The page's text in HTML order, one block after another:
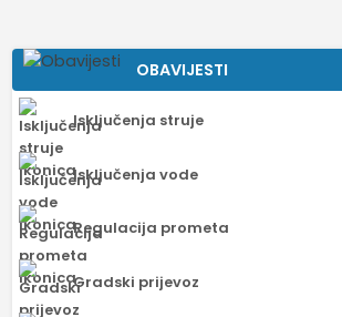
OBAVIJESTI
Isključenja struje
Isključenja vode
Regulacija prometa
Gradski prijevoz